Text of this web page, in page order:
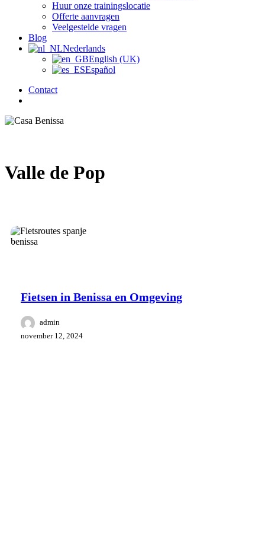
Huur onze trainingslocatie
Offerte aanvragen
Veelgestelde vragen
Blog
Nederlands
English (UK)
Español
Contact
Valle de Pop
Fietsen in Benissa en Omgeving
admin
november 12, 2024